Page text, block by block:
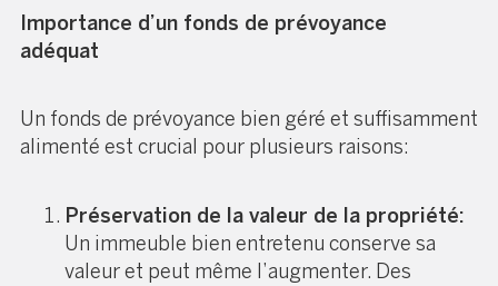
Importance d’un fonds de prévoyance
adéquat
Un fonds de prévoyance bien géré et suffisamment
alimenté est crucial pour plusieurs raisons:
Préservation de la valeur de la propriété:
Un immeuble bien entretenu conserve sa
valeur et peut même l’augmenter. Des